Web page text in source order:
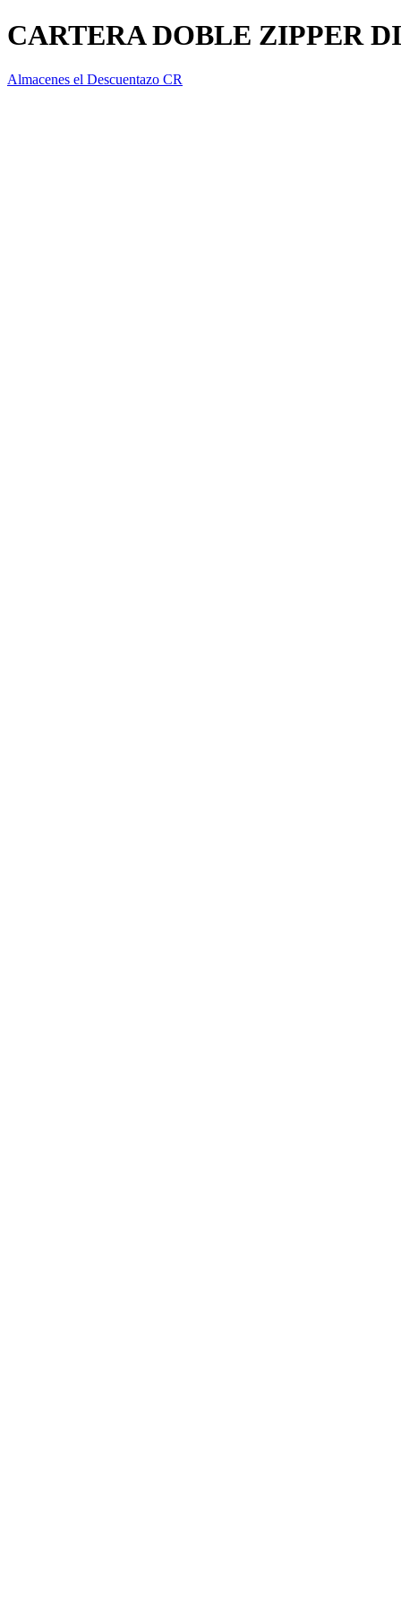
CARTERA DOBLE ZIPPER
Almacenes el Descuentazo CR